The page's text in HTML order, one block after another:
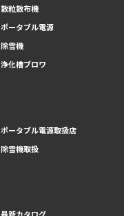
散粒散布機
ポータブル電源
除雪機
浄化槽ブロワ
ポータブル電源取扱店
除雪機取扱